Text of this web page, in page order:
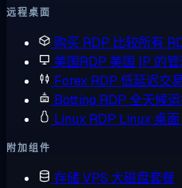
远程桌面
购买 RDP 比较所有
美国RDP 美国 IP 的
Forex RDP 低延迟交
Botting RDP 全天候
Linux RDP Linux 桌
附加组件
存储 VPS 大磁盘套餐